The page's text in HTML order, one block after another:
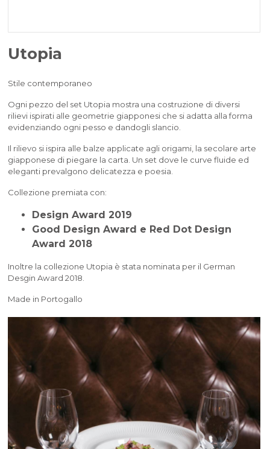
Utopia
Stile contemporaneo
Ogni pezzo del set Utopia mostra una costruzione di diversi
rilievi ispirati alle geometrie giapponesi che si adatta alla forma
evidenziando ogni pesso e dandogli slancio.
Il rilievo si ispira alle balze applicate agli origami, la secolare arte
giapponese di piegare la carta. Un set dove le curve fluide ed
eleganti prevalgono delicatezza e poesia.
Collezione premiata con:
Design Award 2019
Good Design Award e Red Dot Design
Award 2018
Inoltre la collezione Utopia è stata nominata per il German
Desgin Award 2018.
Made in Portogallo